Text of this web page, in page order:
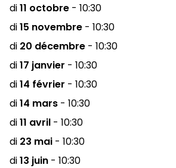
di11 octobre - 10:30
di15 novembre - 10:30
di 20 décembre - 10:30
di17 janvier - 10:30
di14 février - 10:30
di14 mars - 10:30
di11 avril - 10:30
di 23 mai - 10:30
di13 juin - 10:30